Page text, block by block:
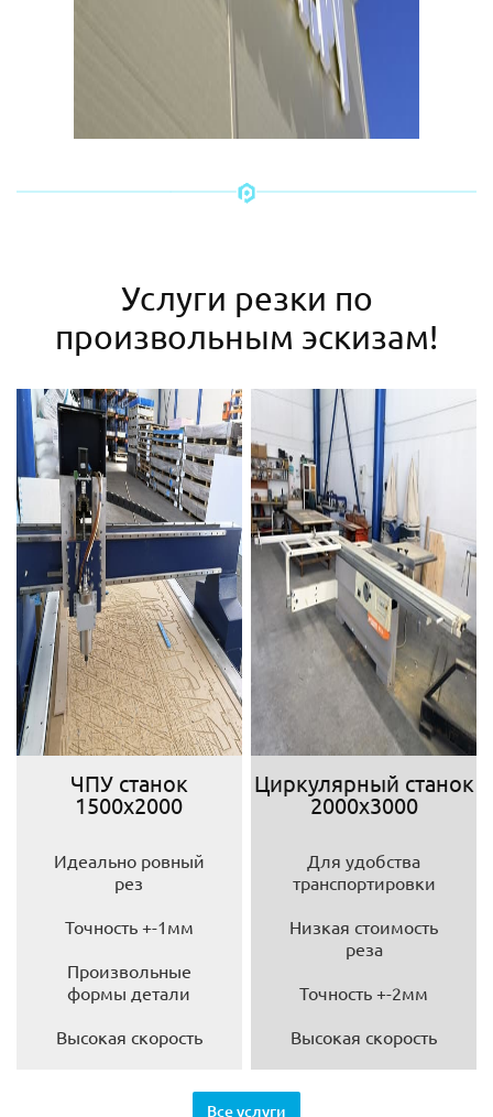
Услуги резки по
произвольным эскизам!
ЧПУ станок
1500х2000
Идеально ровный
рез
Точность +-1мм
Произвольные
формы детали
Высокая скорость
Циркулярный станок
2000х3000
Для удобства
транспортировки
Низкая стоимость
реза
Точность +-2мм
Высокая скорость
Все услуги